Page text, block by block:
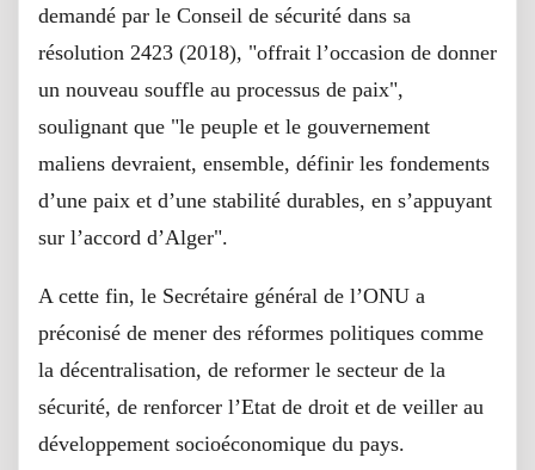
demandé par le Conseil de sécurité dans sa
résolution 2423 (2018), "offrait l’occasion de donner
un nouveau souffle au processus de paix",
soulignant que "le peuple et le gouvernement
maliens devraient, ensemble, définir les fondements
d’une paix et d’une stabilité durables, en s’appuyant
sur l’accord d’Alger".
A cette fin, le Secrétaire général de l’ONU a
préconisé de mener des réformes politiques comme
la décentralisation, de reformer le secteur de la
sécurité, de renforcer l’Etat de droit et de veiller au
développement socioéconomique du pays.